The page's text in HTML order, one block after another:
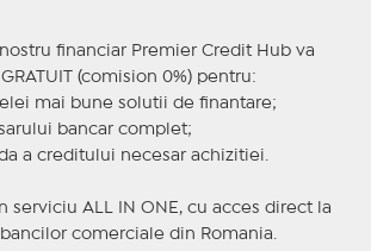
financiar Premier Credit Hub va
(comision 0%) pentru:
mai bune solutii de finantare;
bancar complet;
a creditului necesar achizitiei.
serviciu ALL IN ONE, cu acces direct la
comerciale din Romania.